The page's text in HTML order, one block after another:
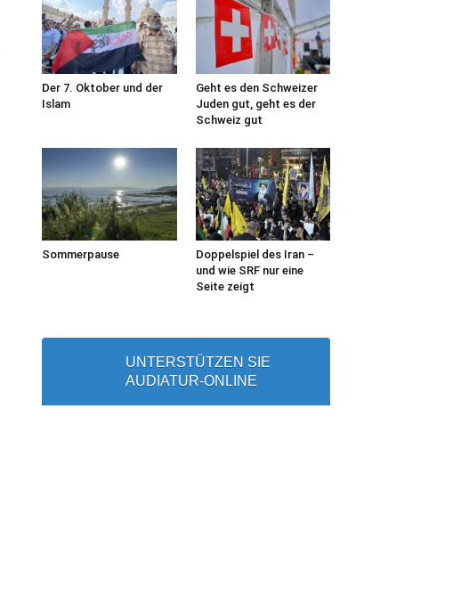
Der 7. Oktober und der
Islam
Geht es den Schweizer
Juden gut, geht es der
Schweiz gut
Sommerpause
Doppelspiel des Iran –
und wie SRF nur eine
Seite zeigt
UNTERSTÜTZEN SIE
AUDIATUR-ONLINE